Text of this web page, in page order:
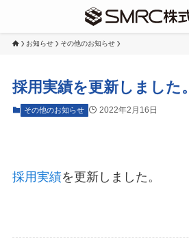
お知らせ その他のお知らせ
採用実績を更新しました。
その他のお知らせ 2022年2月16日
採用実績を更新しました。